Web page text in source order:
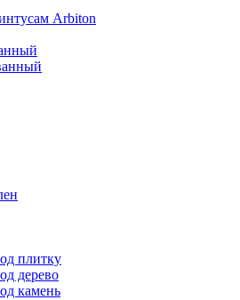
Arbiton
плитку
дерево
камень